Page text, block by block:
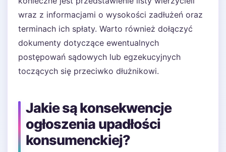
wraz z informacjami o wysokości zadłużeń oraz
terminach ich spłaty. Warto również dołączyć
dokumenty dotyczące ewentualnych
postępowań sądowych lub egzekucyjnych
toczących się przeciwko dłużnikowi.
Jakie są konsekwencje
ogłoszenia upadłości
konsumenckiej?